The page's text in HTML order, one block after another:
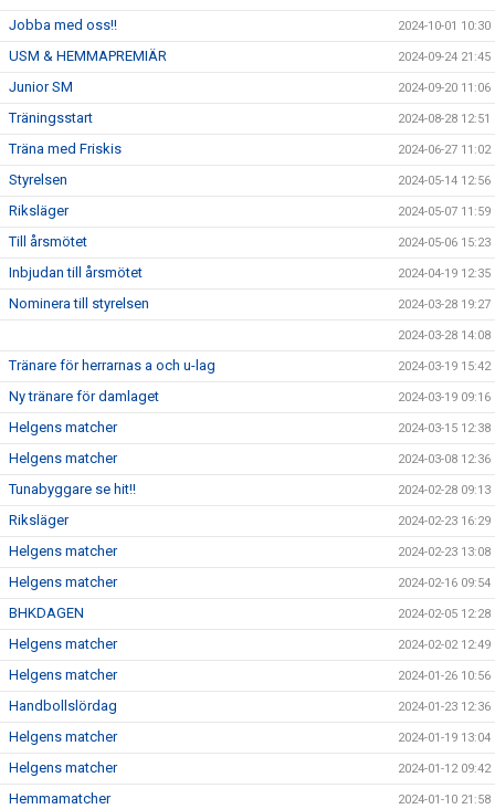
Jobba med oss!! 2024-10-01 10:30
USM & HEMMAPREMIÄR 2024-09-24 21:45
Junior SM 2024-09-20 11:06
Träningsstart 2024-08-28 12:51
Träna med Friskis 2024-06-27 11:02
Styrelsen 2024-05-14 12:56
Riksläger 2024-05-07 11:59
Till årsmötet 2024-05-06 15:23
Inbjudan till årsmötet 2024-04-19 12:35
Nominera till styrelsen 2024-03-28 19:27
2024-03-28 14:08
Tränare för herrarnas a och u-lag 2024-03-19 15:42
Ny tränare för damlaget 2024-03-19 09:16
Helgens matcher 2024-03-15 12:38
Helgens matcher 2024-03-08 12:36
Tunabyggare se hit!! 2024-02-28 09:13
Riksläger 2024-02-23 16:29
Helgens matcher 2024-02-23 13:08
Helgens matcher 2024-02-16 09:54
BHKDAGEN 2024-02-05 12:28
Helgens matcher 2024-02-02 12:49
Helgens matcher 2024-01-26 10:56
Handbollslördag 2024-01-23 12:36
Helgens matcher 2024-01-19 13:04
Helgens matcher 2024-01-12 09:42
Hemmamatcher 2024-01-10 21:58